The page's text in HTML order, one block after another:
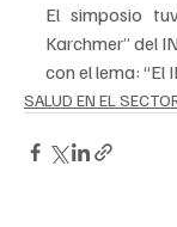
El simposio
Karchmer” del
con el lema: “El
SALUD EN EL